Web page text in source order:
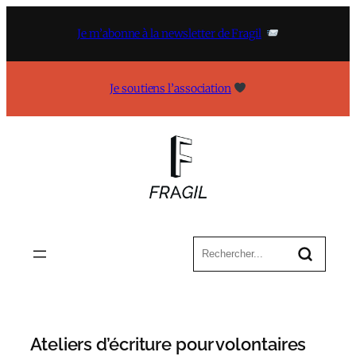
Je m’abonne à la newsletter de Fragil
Je soutiens l’association
Ateliers d’écriture pour volontaires